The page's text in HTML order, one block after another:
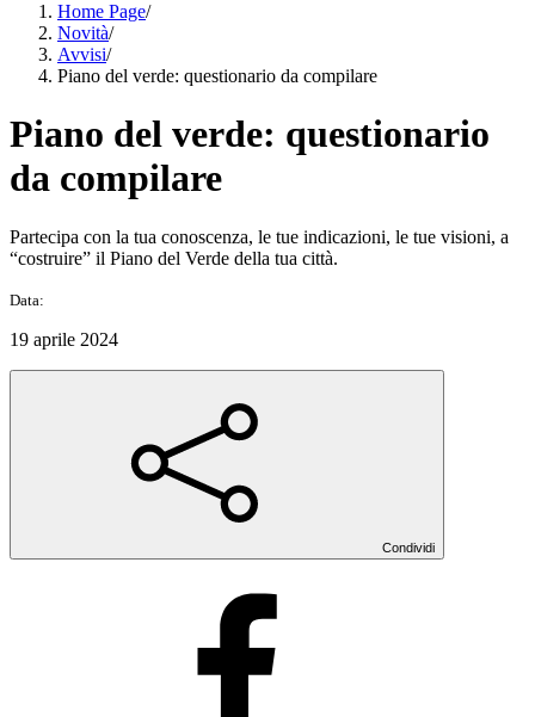
Home Page/
Novità/
Avvisi/
Piano del verde: questionario da compilare
Piano del verde: questionario
da compilare
Partecipa con la tua conoscenza, le tue indicazioni, le tue visioni, a
“costruire” il Piano del Verde della tua città.
Data:
19 aprile 2024
Condividi